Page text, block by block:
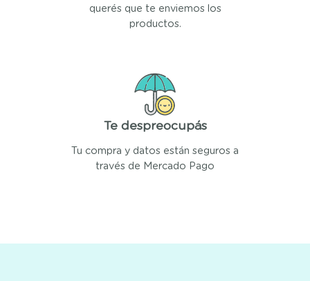
querés que te enviemos los
productos.
Te despreocupás
Tu compra y datos están seguros a
través de Mercado Pago